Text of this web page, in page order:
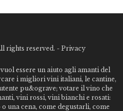
rights reserved. - Privacy
essere un aiuto agli amanti del
i migliori vini italiani, le cantine,
pu&ograve; votare il vino che
vini rossi, vini bianchi e rosati:
una cena, come degustarli, come